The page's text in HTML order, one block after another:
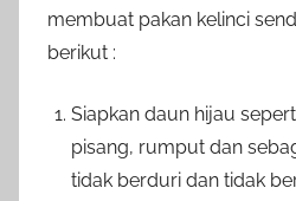
membuat pakan kelinci
berikut :
Siapkan daun hijau
pisang, rumput dan
tidak berduri dan tidak